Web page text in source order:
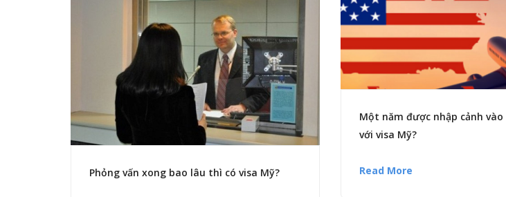
Phỏng vấn xong bao lâu thì có visa Mỹ?
Một năm được nhập cảnh vào
với visa Mỹ?
Read More